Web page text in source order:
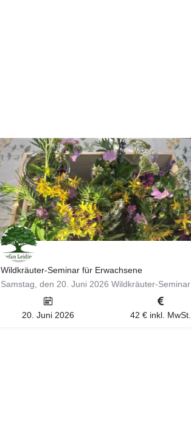
Wildkräuter-Seminar für Erwachsene
20. Juni 2026 42 € inkl. MwSt.